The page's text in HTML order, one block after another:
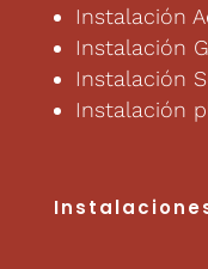
Instalación
Instalación
Instalación
Instalación